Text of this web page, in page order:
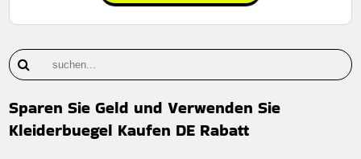
Sparen Sie Geld und Verwenden Sie
Kleiderbuegel Kaufen DE Rabatt